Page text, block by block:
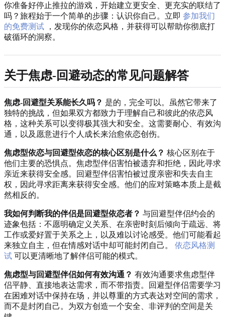
你准备好停止推拉的游戏，开始建立更安全、更充实的联结了
吗？旅程始于一个简单的步骤：认识你自己。立即 参加我们
的免费测试 ，发现你的依恋风格，并获得可以帮助你彻底打
破循环的洞察。
关于焦虑-回避动态的常见问题解答
焦虑-回避型关系能长久吗？ 是的，完全可以。虽然它带来了
独特的挑战，但如果双方都致力于理解自己和彼此的依恋风
格，这种关系可以变得极其强大和安全。这需要耐心、有效沟
通，以及愿意进行个人成长来治愈依恋创伤。
焦虑型依恋与回避型依恋的核心区别是什么？ 核心区别在于
他们主要的恐惧点。焦虑型伴侣害怕被遗弃和拒绝，因此寻求
亲近来获得安全感。回避型伴侣害怕被过度亲密和失去自主
权，因此寻求距离来获得安全感。他们的应对策略本质上是截
然相反的。
我如何判断我的伴侣是回避型依恋者？ 与回避型伴侣约会的
迹象包括：不愿明确定义关系、在亲密时刻后倾向于疏远、将
工作或爱好置于关系之上，以及难以讨论感受。他们可能看起
来独立自主，但在情感对话中却可能封闭自己。 依恋风格测
试 可以更清晰地了解伴侣可能的模式。
焦虑型与回避型伴侣如何有效沟通？ 有效沟通要求焦虑型伴
侣平静、直接地表达需求，而不带指责。回避型伴侣需要学习
在困难对话中保持在场，并以尊重的方式表达对空间的需求，
而不是封闭自己。为双方创造一个安全、非评判的空间是关